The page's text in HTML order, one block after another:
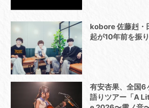
kobore 佐藤赳・
起が10年前を振
有安杏果、全国6
語りツアー「A